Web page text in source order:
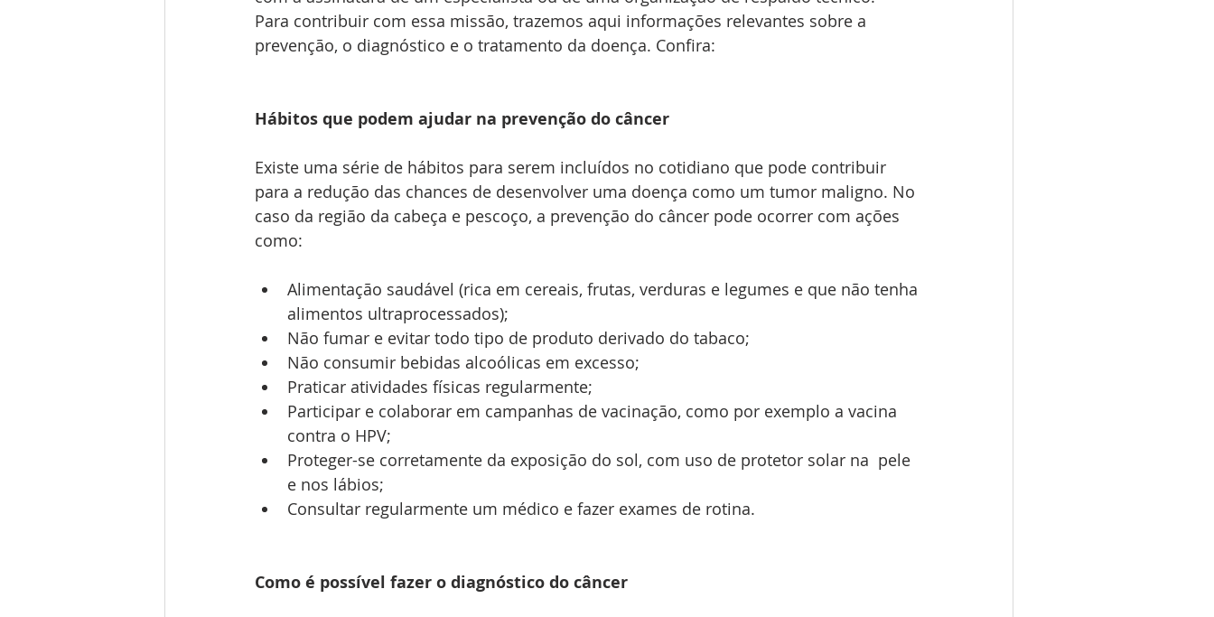
Para contribuir com essa missão, trazemos aqui informações relevantes sobre a
prevenção, o diagnóstico e o tratamento da doença. Confira:
Hábitos que podem ajudar na prevenção do câncer
Existe uma série de hábitos para serem incluídos no cotidiano que pode contribuir
para a redução das chances de desenvolver uma doença como um tumor maligno. No
caso da região da cabeça e pescoço, a prevenção do câncer pode ocorrer com ações
como:
Alimentação saudável (rica em cereais, frutas, verduras e legumes e que não tenha
alimentos ultraprocessados);
Não fumar e evitar todo tipo de produto derivado do tabaco;
Não consumir bebidas alcoólicas em excesso;
Praticar atividades físicas regularmente;
Participar e colaborar em campanhas de vacinação, como por exemplo a vacina
contra o HPV;
Proteger-se corretamente da exposição do sol, com uso de protetor solar na  pele
e nos lábios;
Consultar regularmente um médico e fazer exames de rotina.
Como é possível fazer o diagnóstico do câncer